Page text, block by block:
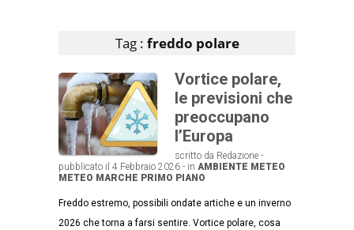
Tag : freddo polare
Vortice polare,
le previsioni che
preoccupano
l’Europa
scritto da Redazione -
pubblicato il 4 Febbraio 2026 - in AMBIENTE METEO
METEO MARCHE PRIMO PIANO
Freddo estremo, possibili ondate artiche e un inverno
2026 che torna a farsi sentire. Vortice polare, cosa